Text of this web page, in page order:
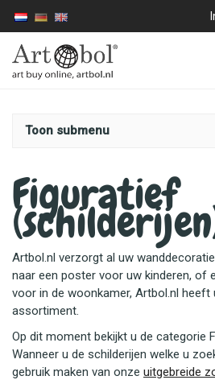
Toon submenu
Figuratief
Artbol.nl verzorgt al uw
naar een poster voor uw kinderen, of
voor in de woonkamer, Artbol.nl heeft
assortiment.
Op dit moment bekijkt u de categorie
Wanneer u de schilderijen welke u
gebruik maken van onze uitgebreide